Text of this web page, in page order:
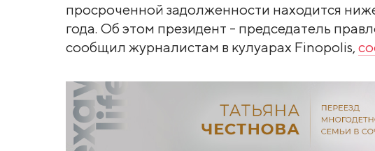
просроченной задолженности находится
года. Об этом президент - председатель
сообщил журналистам в кулуарах Finopolis,